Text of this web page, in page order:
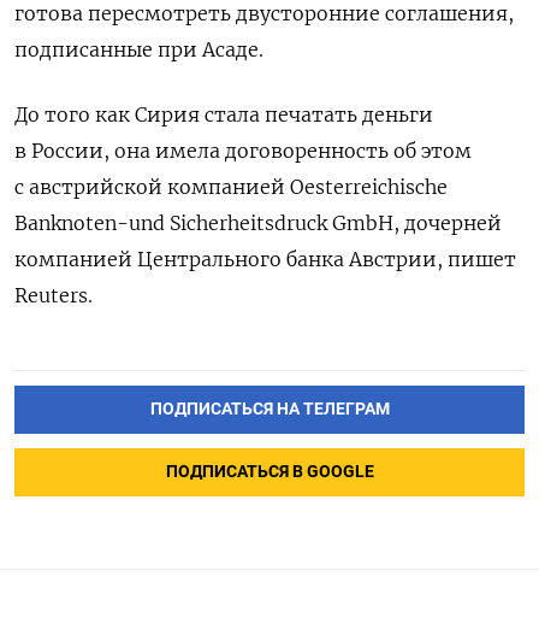
готова пересмотреть двусторонние соглашения,
подписанные при Асаде.
До того как Сирия стала печатать деньги
в России, она имела договоренность об этом
с австрийской компанией Oesterreichische
Banknoten-und Sicherheitsdruck GmbH, дочерней
компанией Центрального банка Австрии, пишет
Reuters.
ПОДПИСАТЬСЯ НА ТЕЛЕГРАМ
ПОДПИСАТЬСЯ В GOOGLE